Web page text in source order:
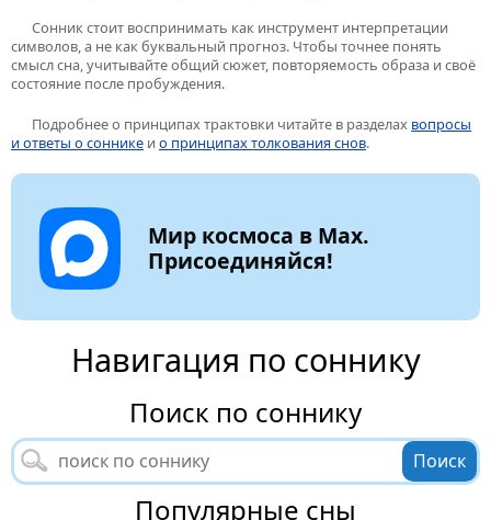
Сонник стоит воспринимать как инструмент интерпретации
символов, а не как буквальный прогноз. Чтобы точнее понять
смысл сна, учитывайте общий сюжет, повторяемость образа и своё
состояние после пробуждения.
Подробнее о принципах трактовки читайте в разделах вопросы
и ответы о соннике и о принципах толкования снов.
Мир космоса в Max.
Присоединяйся!
Навигация по соннику
Поиск по соннику
Популярные сны